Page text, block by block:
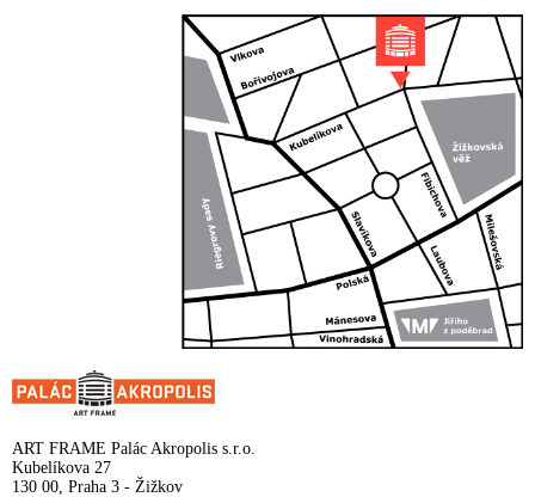
ART FRAME Palác Akropolis s.r.o.
Kubelíkova 27
130 00, Praha 3 - Žižkov